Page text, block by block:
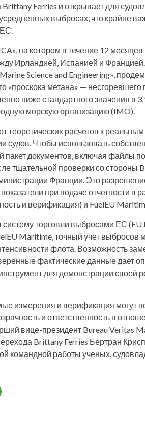
Ferries и открывает для
выбросах, что крайне
на котором в течение 12
Ирландией, Испанией и Францией.
Science and Engineering»,
«проскока метана» — несгоревшего
ниже стандартного значения в
морскую организацию (IMO).
расчетов к
судов. Чтобы использовать
документов, включая файлы
тщательной проверки со стороны
Франции. Это
при подаче отчетности в
и верификация) и FuelEU
торговли выбросами ЕС (EU
Maritime, точный учет выбросов
флота. Возможность
фактические данные дает
для демонстрации своей
измерения и верификация могут
и ответственность в
вице-президент Bureau Veritas
Brittany Ferries Бертран
командной работы ученых,